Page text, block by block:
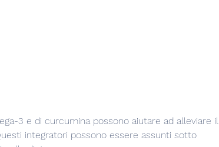
3 e di curcumina possono aiutare ad alleviare il
integratori possono essere assunti sotto